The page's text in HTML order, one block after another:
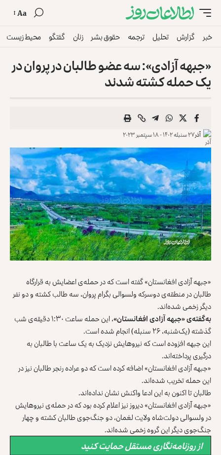
Aa
خبر گزارش تحلیل ترجمه حقوق بشر زنان گفتگو محیط زیست
«جبهه آزادی»: سه عضو طالبان در پروان در
یک حمله کشته شدند
آذر۲۷ سنبله ۱۴۰۲ - ۱۸ سپتمبر ۲۰۲۳
«جبهه آزادی افغانستان» گفته است که در حمله‌ی اعضایش به قرارگاه
طالبان در منطقه‌ی دوسرکه ولسوالی بگرام پروان، سه طالب کشته و دو نفر
دیگر زخمی شده‌اند.
به‌گفته‌ی «جبهه آزادی افغانستان»
، این حمله ساعت ۱:۳۰ دقیقه‌ی شب
گذشته (یک‌شنبه، ۲۶ سنبله) انجام شده است.
این جبهه افزوده است که نیروهایش نزدیک به یک ساعت با طالبان به
درگیری پرداخته‌اند.
«جبهه آزادی افغانستان» اضافه کرده است که دو عراده رنجر طالبان نیز در
این حمله تخریب شده‌اند.
طالبان تا اکنون به این ادعا واکنش نشان نداده‌اند.
«جبهه آزادی افغانستان» دیروز نیز اعلام کرده بود که در حمله‌ی نیروهایش
در ولسوالی دولت‌شاه ولایت لغمان، دو جنگ‌جوی طالبان کشته و چهار
جنگ‌جوی دیگر این گروه زخمی شده‌اند.
از روزنامه‌نگاری مستقل حمایت کنید